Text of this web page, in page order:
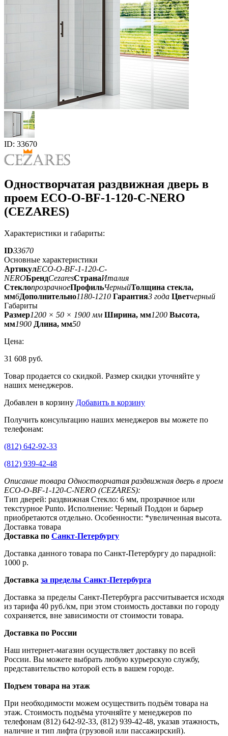
ID: 33670
Одностворчатая раздвижная дверь в
проем ECO-O-BF-1-120-C-NERO
(CEZARES)
Характеристики и габариты:
ID33670
Основные характеристики
АртикулECO-O-BF-1-120-C-
NEROБрендCezaresСтранаИталия
СтеклопрозрачноеПрофильЧерныйТолщина стекла,
мм6Дополнительно1180-1210 Гарантия3 года Цветчерный
Габариты
Размер1200 × 50 × 1900 мм Ширина, мм1200 Высота,
мм1900 Длина, мм50
Цена:
31 608 руб.
Товар продается со скидкой. Размер скидки уточняйте у
наших менеджеров.
Добавлен в корзину Добавить в корзину
Получить консультацию наших менеджеров вы можете по
телефонам:
(812) 642-92-33
(812) 939-42-48
Описание товара Одностворчатая раздвижная дверь в проем
ECO-O-BF-1-120-C-NERO (CEZARES):
Тип дверей: раздвижная Стекло: 6 мм, прозрачное или
текстурное Punto. Исполнение: Черный Поддон и барьер
приобретаются отдельно. Особенности: *увеличенная высота.
Доставка товара
Доставка по Санкт-Петербургу
Доставка данного товара по Санкт-Петербургу до парадной:
1000 р.
Доставка за пределы Санкт-Петербурга
Доставка за пределы Санкт-Петербурга рассчитывается исходя
из тарифа 40 руб./км, при этом стоимость доставки по городу
сохраняется, вне зависимости от стоимости товара.
Доставка по России
Наш интернет-магазин осуществляет доставку по всей
России. Вы можете выбрать любую курьерскую службу,
представительство которой есть в вашем городе.
Подъем товара на этаж
При необходимости можем осуществить подъём товара на
этаж. Стоимость подъёма уточняйте у менеджеров по
телефонам (812) 642-92-33, (812) 939-42-48, указав этажность,
наличие и тип лифта (грузовой или пассажирский).